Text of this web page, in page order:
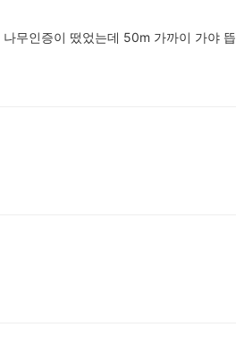
무인증이 떴었는데 50m 가까이 가야 뜹